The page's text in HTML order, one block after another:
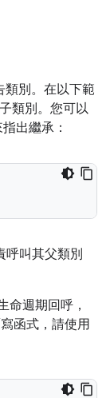
類別。在以下範
類別。您可以
出繼承：
呼叫其父類別
命週期回呼，
函式，請使用